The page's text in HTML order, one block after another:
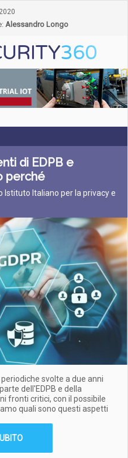
Alessandro Longo
di EDPB e
perché
Istituto Italiano per la privacy e
svolte a due anni
dell'EDPB e della
fronti critici, con il possibile
quali sono questi aspetti